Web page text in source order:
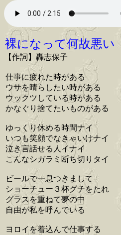
裸になって何故悪い
【作詞】轟志保子
仕事に疲れた時がある
ウサを晴らしたい時がある
ウックツしている時がある
かなぐり捨てたいものがある
ゆっくり休める時間ナイ
いつも笑顔でなきゃいけナイ
泣き言話せる人イナイ
こんなシガラミ断ち切りタイ
ビールで一息つきまして
ショーチュー３杯グチをたれ
グラスを重ねて夢の中
自由が私を呼んでいる
ヨロイを着込んで仕事する